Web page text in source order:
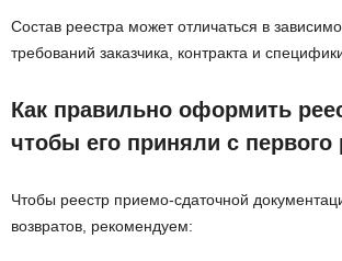
Состав реестра может отличаться в
требований заказчика, контракта и
Как правильно оформить
чтобы его приняли с первого
Чтобы реестр приемо-сдаточной
возвратов, рекомендуем: